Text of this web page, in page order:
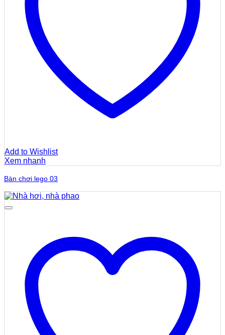
Add to Wishlist
Xem nhanh
Bàn chơi lego 03